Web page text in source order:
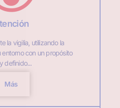
la vigilia, utilizando la
con un propósito
definido...
Más